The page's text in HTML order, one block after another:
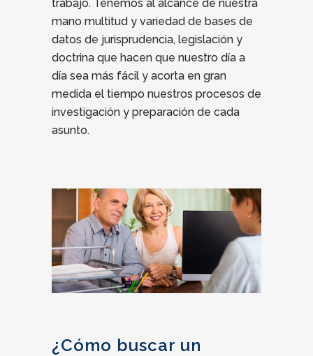
trabajo. Tenemos al alcance de nuestra
mano multitud y variedad de bases de
datos de jurisprudencia, legislación y
doctrina que hacen que nuestro día a
día sea más fácil y acorta en gran
medida el tiempo nuestros procesos de
investigación y preparación de cada
asunto.
¿Cómo buscar un